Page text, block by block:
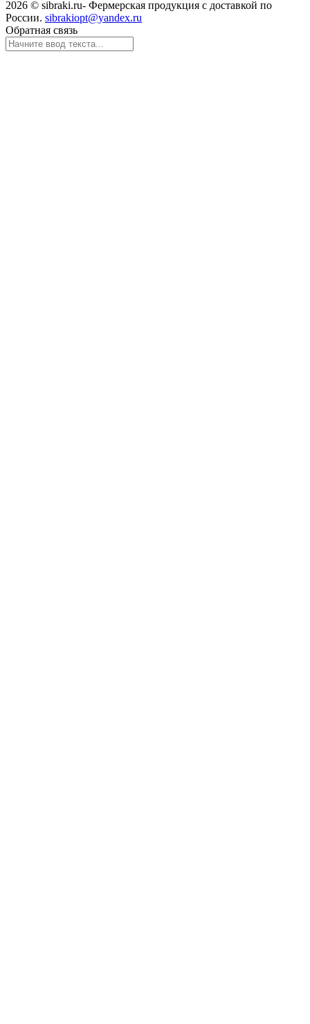
2026 © sibraki.ru- Фермерская продукция с доставкой по
России. sibrakiopt@yandex.ru
Обратная связь